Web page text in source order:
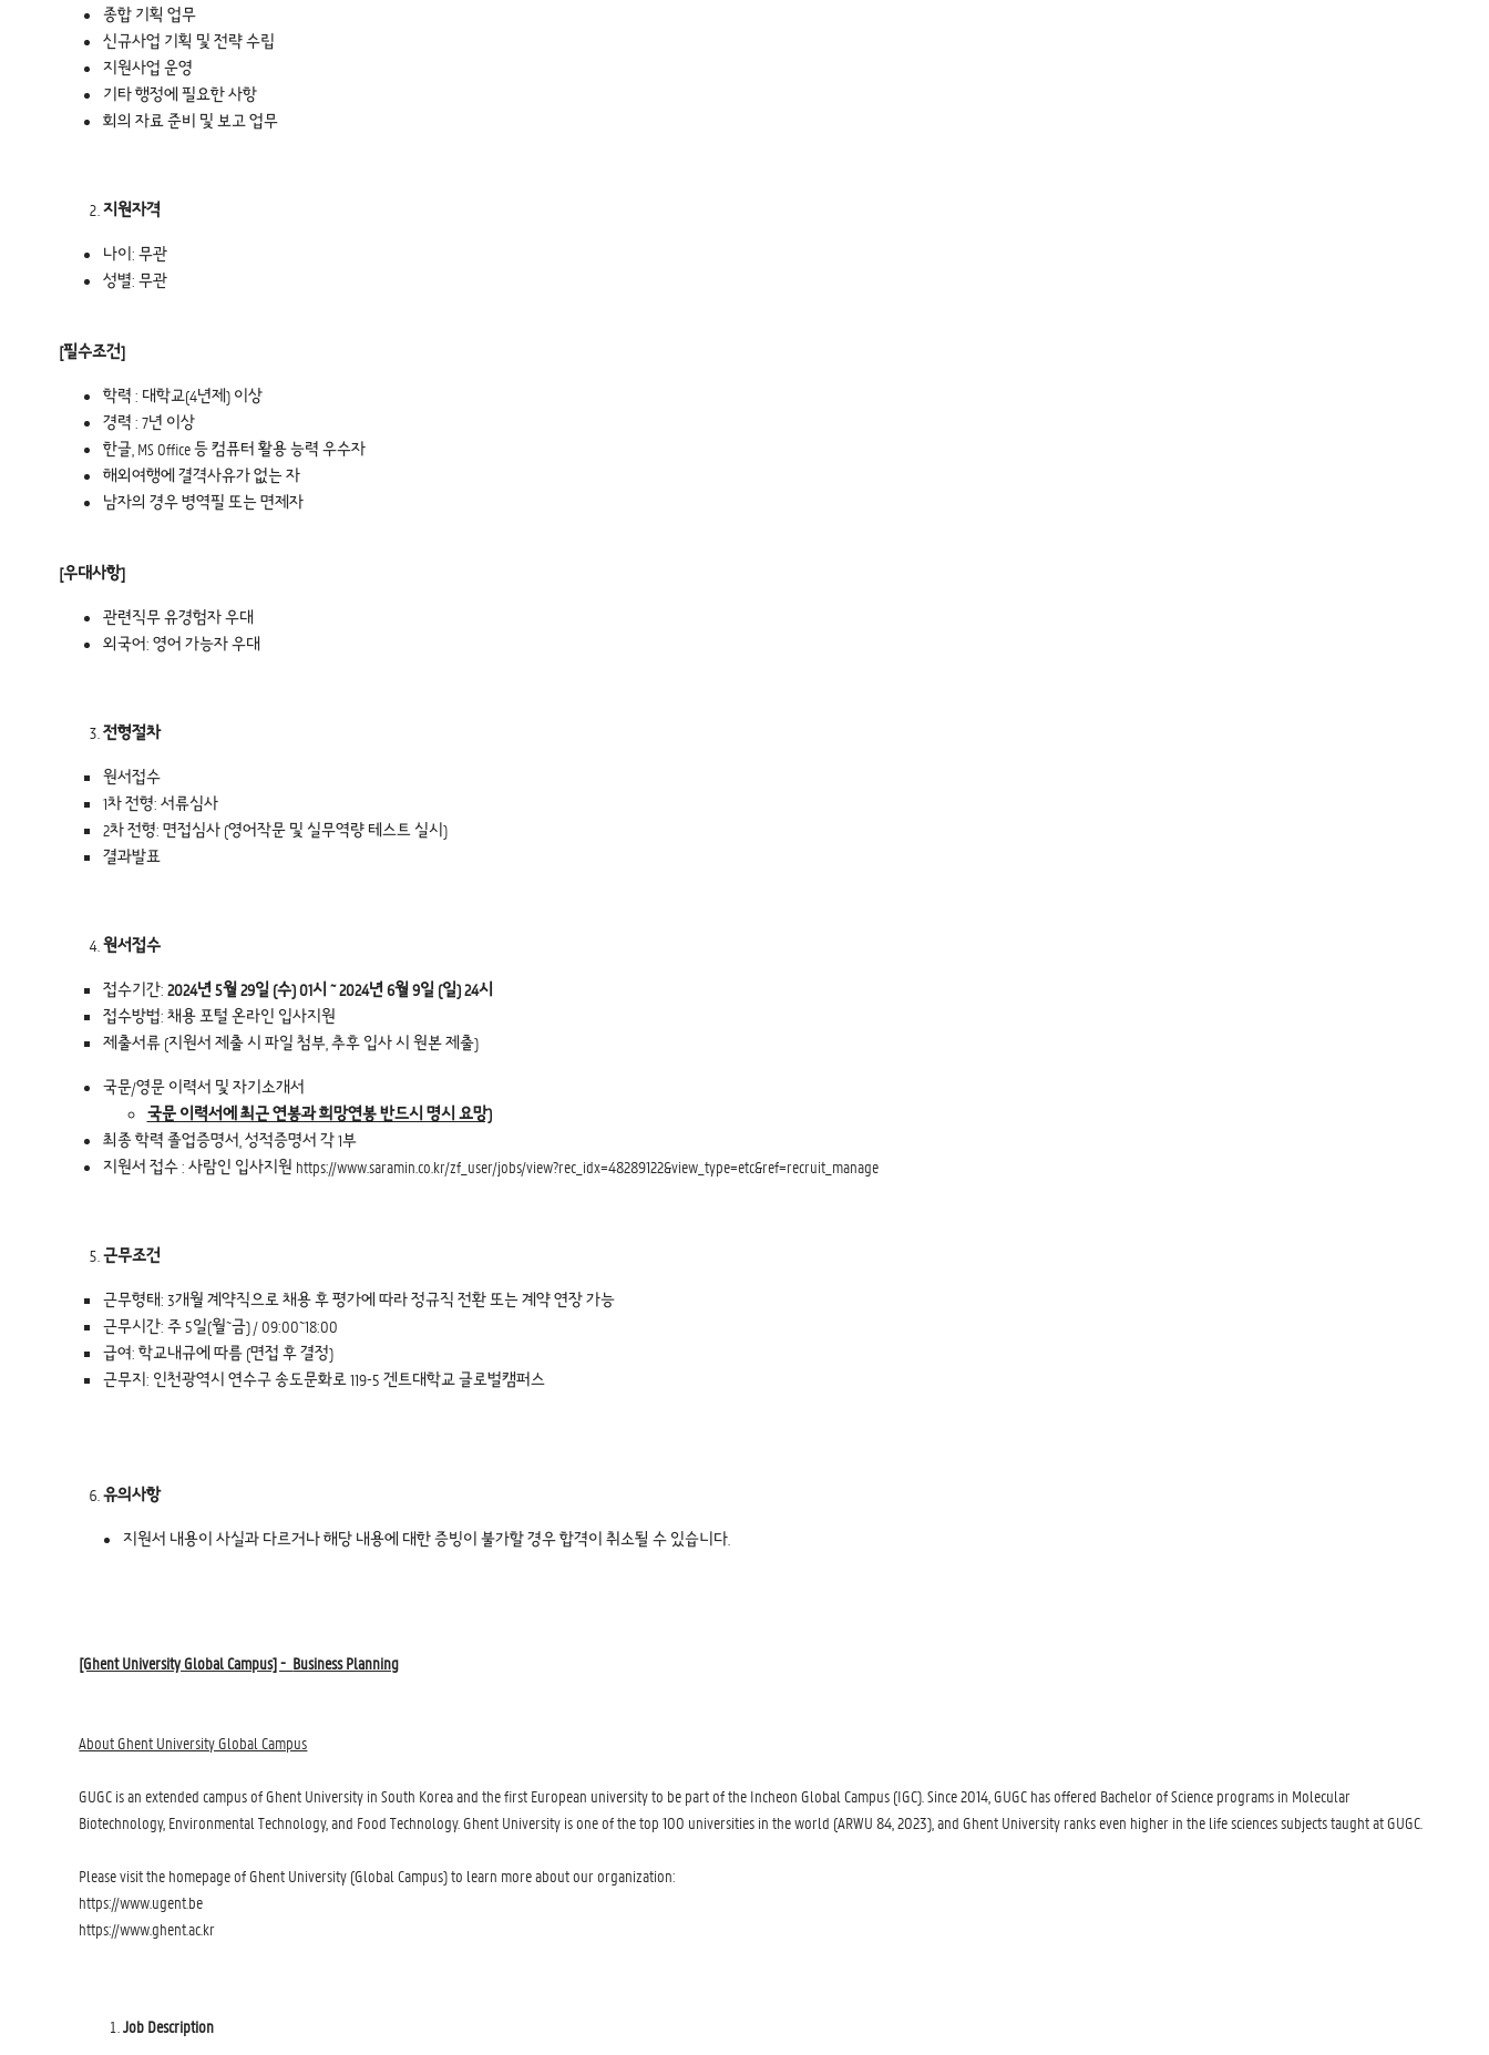
종합 기획 업무
신규사업 기획 및 전략 수립
지원사업 운영
기타 행정에 필요한 사항
회의 자료 준비 및 보고 업무
지원자격
나이: 무관
성별: 무관
[필수조건]
학력 : 대학교(4년제) 이상
경력 : 7년 이상
한글, MS Office 등 컴퓨터 활용 능력 우수자
해외여행에 결격사유가 없는 자
남자의 경우 병역필 또는 면제자
[우대사항]
관련직무 유경험자 우대
외국어: 영어 가능자 우대
전형절차
원서접수
1차 전형: 서류심사
2차 전형: 면접심사 (영어작문 및 실무역량 테스트 실시)
결과발표
원서접수
접수기간: 2024년 5월 29일 (수) 01시 ~ 2024년 6월 9일 (일) 24시
접수방법: 채용 포털 온라인 입사지원
제출서류 (지원서 제출 시 파일 첨부, 추후 입사 시 원본 제출)
국문/영문 이력서 및 자기소개서
국문 이력서에 최근 연봉과 희망연봉 반드시 명시 요망)
최종 학력 졸업증명서, 성적증명서 각 1부
지원서 접수 : 사람인 입사지원 https://www.saramin.co.kr/zf_user/jobs/view?rec_idx=48289122&view_type=etc&ref=recruit_manage
근무조건
근무형태: 3개월 계약직으로 채용 후 평가에 따라 정규직 전환 또는 계약 연장 가능
근무시간: 주 5일(월~금) / 09:00~18:00
급여: 학교내규에 따름 (면접 후 결정)
근무지: 인천광역시 연수구 송도문화로 119-5 겐트대학교 글로벌캠퍼스
유의사항
지원서 내용이 사실과 다르거나 해당 내용에 대한 증빙이 불가할 경우 합격이 취소될 수 있습니다.
[Ghent University Global Campus] - Business Planning
About Ghent University Global Campus
GUGC is an extended campus of Ghent University in South Korea and the first European university to be part of the Incheon Global Campus (IGC). Since 2014, GUGC has offered Bachelor of Science programs in Molecular
Biotechnology, Environmental Technology, and Food Technology. Ghent University is one of the top 100 universities in the world (ARWU 84, 2023), and Ghent University ranks even higher in the life sciences subjects taught at GUGC.
Please visit the homepage of Ghent University (Global Campus) to learn more about our organization:
https://www.ugent.be
https://www.ghent.ac.kr
Job Description